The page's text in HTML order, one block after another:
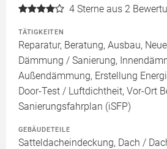
4 Sterne aus 2
TÄTIGKEITEN
Reparatur, Beratung, Ausbau,
Dämmung / Sanierung,
Außendämmung, Erstellung
Door-Test / Luftdichtheit, Vor-Ort
Sanierungsfahrplan (iSFP)
GEBÄUDETEILE
Satteldacheindeckung, Dach /